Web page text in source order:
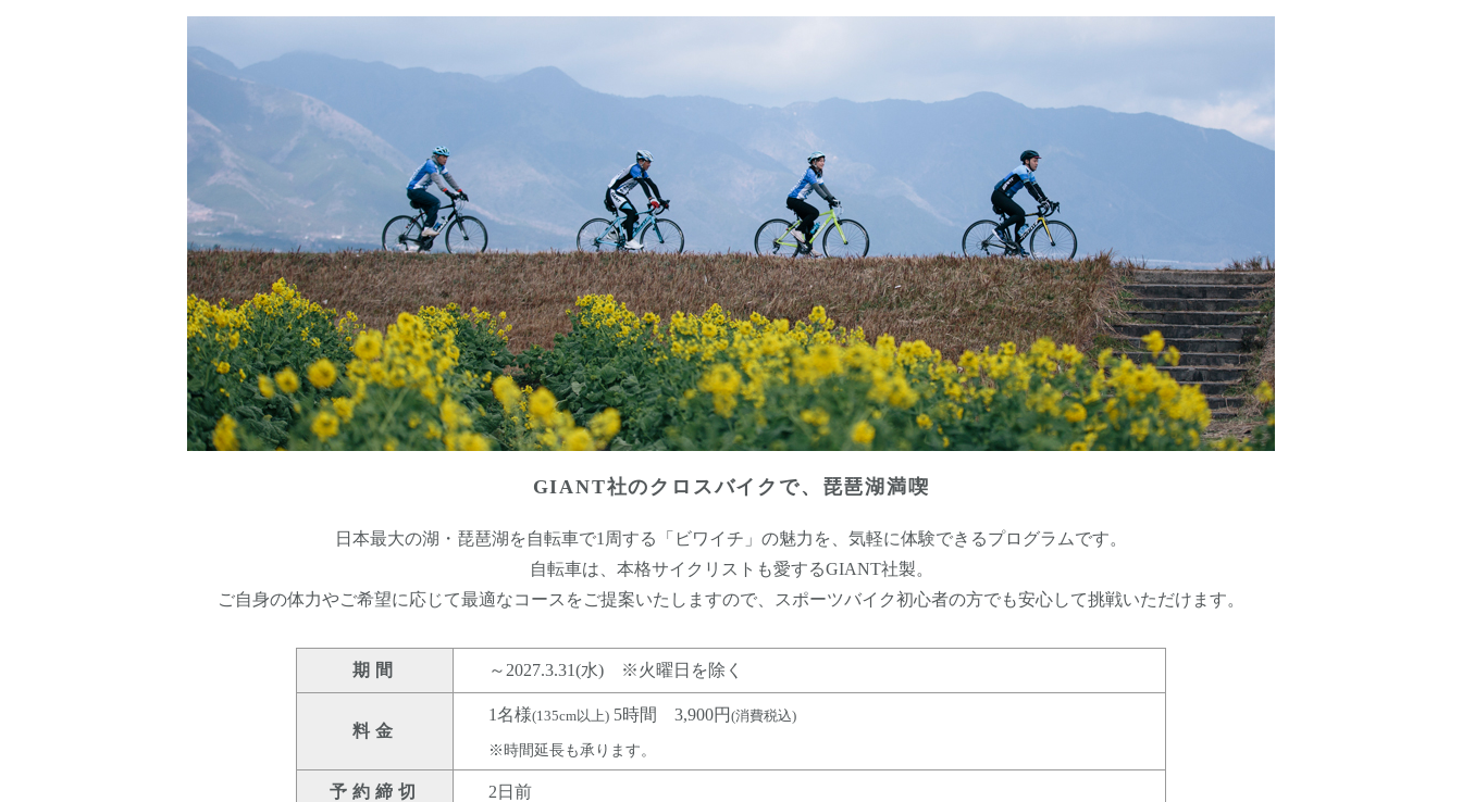
GIANT社のクロスバイクで、琵琶湖満喫
日本最大の湖・琵琶湖を自転車で1周する「ビワイチ」の魅力を、気軽に体験できるプログラムです。
自転車は、本格サイクリストも愛するGIANT社製。
ご自身の体力やご希望に応じて最適なコースをご提案いたしますので、スポーツバイク初心者の方でも安心して挑戦いただけます。
期間 ～2027.3.31(水) ※火曜日を除く
料金
1名様(135cm以上) 5時間 3,900円 (消費税込)
※時間延長も承ります。
予約締切 2日前